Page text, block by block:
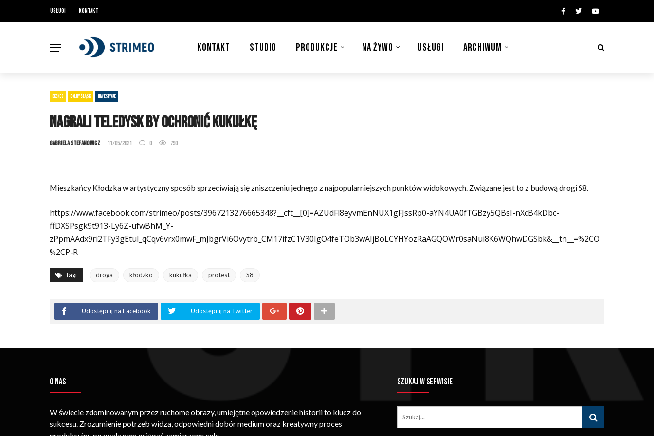
Usługi Kontakt
KONTAKT STUDIO PRODUKCJE NA ŻYWO USŁUGI ARCHIWUM
BIZNES DOLNY ŚLĄSK INWESTYCJE
Nagrali teledysk by ochronić Kukułkę
Gabriela Stefanowicz 11/05/2021 0 790
Mieszkańcy Kłodzka w artystyczny sposób sprzeciwiają się zniszczeniu jednego z najpopularniejszych punktów widokowych. Związane jest to z budową drogi S8.
https://www.facebook.com/strimeo/posts/3967213276665348?__cft__[0]=AZUdFl8eyvmEnNUX1gFJssRp0-aYN4UA0fTGBzy5QBsI-nXcB4kDbc-
ffDXSPsgk9t913-Ly6Z-ufwBhM_Y-
zPpmAAdx9ri2TFy3gEtul_qCqv6vrx0mwF_mJbgrVi6Ovytrb_CM17ifzC1V30IgO4feTOb3wAIjBoLCYHYozRaAGQOWr0saNui8K6WQhwDGSbk&__tn__=%2CO
%2CP-R
Tagi droga kłodzko kukułka protest S8
Udostępnij na Facebook Udostępnij na Twitter
O NAS
W świecie zdominowanym przez ruchome obrazy, umiejętne opowiedzenie historii to klucz do
sukcesu. Zrozumienie potrzeb widza, odpowiedni dobór medium oraz kreatywny proces
SZUKAJ W SERWISIE